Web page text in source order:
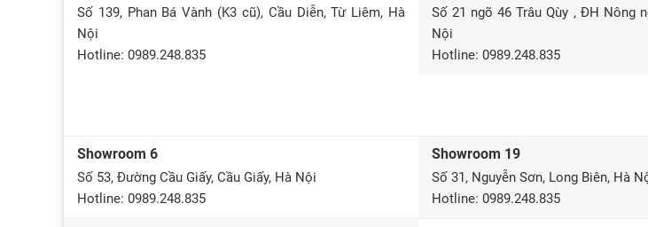
Số 139, Phan Bá Vành (K3 cũ), Cầu Diễn, Từ Liêm, Hà
Nội
Hotline: 0989.248.835
Số 21 ngõ 46 Trâu Qùy , ĐH Nông
Nội
Hotline: 0989.248.835
Showroom 6
Số 53, Đường Cầu Giấy, Cầu Giấy, Hà Nội
Hotline: 0989.248.835
Showroom 19
Số 31, Nguyễn Sơn, Long Biên, Hà
Hotline: 0989.248.835